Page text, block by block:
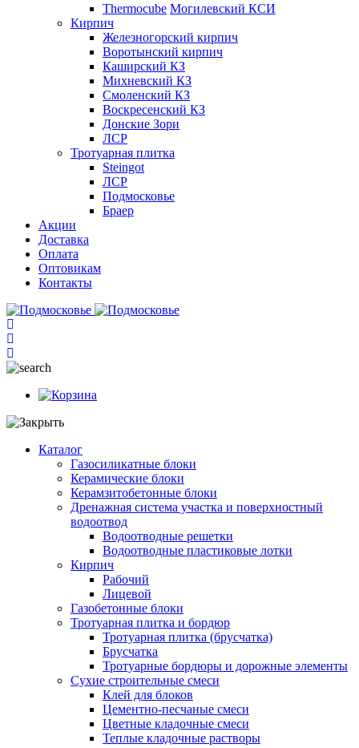
Thermocube Могилевский КСИ
Кирпич
Железногорский кирпич
Воротынский кирпич
Каширский КЗ
Михневский КЗ
Смоленский КЗ
Воскресенский КЗ
Донские Зори
ЛСР
Тротуарная плитка
Steingot
ЛСР
Подмосковье
Браер
Акции
Доставка
Оплата
Оптовикам
Контакты
Каталог
Газосиликатные блоки
Керамические блоки
Керамзитобетонные блоки
Дренажная система участка и поверхностный
водоотвод
Водоотводные решетки
Водоотводные пластиковые лотки
Кирпич
Рабочий
Лицевой
Газобетонные блоки
Тротуарная плитка и бордюр
Тротуарная плитка (брусчатка)
Брусчатка
Тротуарные бордюры и дорожные элементы
Сухие строительные смеси
Клей для блоков
Цементно-песчаные смеси
Цветные кладочные смеси
Теплые кладочные растворы